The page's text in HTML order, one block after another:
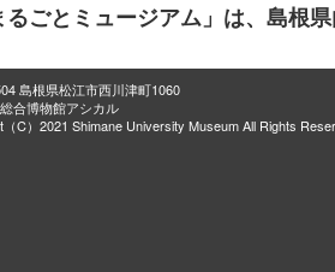
るごとミュージアム」は、島根
島根県松江市西川津町1060
合博物館アシカル
C）2021 Shimane University Museum All Rights